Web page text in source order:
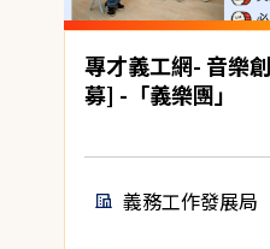
專才義工網- 音樂
募] -「義樂團」
義務工作發展局